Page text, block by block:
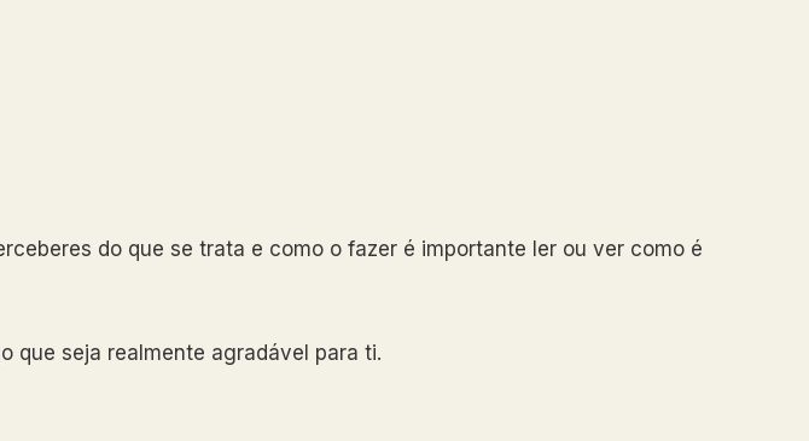
do que se trata e como o fazer é importante ler ou ver como é
que seja realmente agradável para ti.